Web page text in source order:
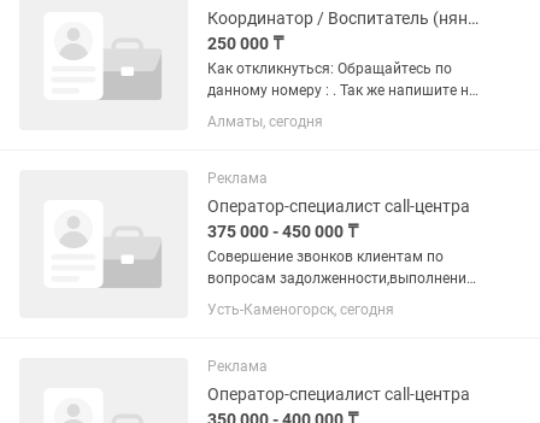
Координатор / Воспитатель (нянечка) в детский образовательный центр
250 000 ₸
Как откликнуться: Обращайтесь по
данному номеру : . Так же напишите на
какую вакансию претендуете , и
прикрепите резюме с фото!!!
Алматы, сегодня
Реклама
Оператор-специалист call-центра
375 000 - 450 000 ₸
Совершение звонков клиентам по
вопросам задолженности,выполнение
установленного плана
возврата.Возраст от 23-до 40 лет,не
студенты не принимаем!!! Казахский
язык...
Усть-Каменогорск, сегодня
Реклама
Оператор-специалист call-центра